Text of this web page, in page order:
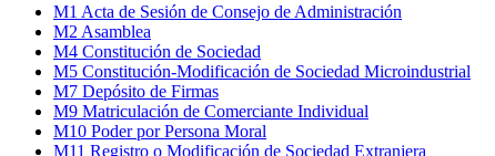
M1 Acta de Sesión de Consejo de Administración
M2 Asamblea
M4 Constitución de Sociedad
M5 Constitución-Modificación de Sociedad Microindustrial
M7 Depósito de Firmas
M9 Matriculación de Comerciante Individual
M10 Poder por Persona Moral
M11 Registro o Modificación de Sociedad Extranjera